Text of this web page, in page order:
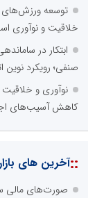
توسعه ورزش‌های
خلاقیت و نوآوری
ابتکار در
صنفی؛ رویکرد نوین
نوآوری و
کاهش آسیب‌های
::آخرین های